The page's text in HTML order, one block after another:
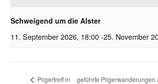
Schweigend um die Alster
11. September 2026, 18:00-25. November
Pilgertreff in
geführte Pilgerwanderungen